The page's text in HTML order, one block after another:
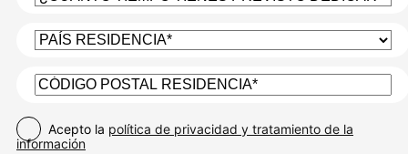
Acepto la política de privacidad y tratamiento de la
información